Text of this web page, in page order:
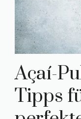
Açaí-
Tipps